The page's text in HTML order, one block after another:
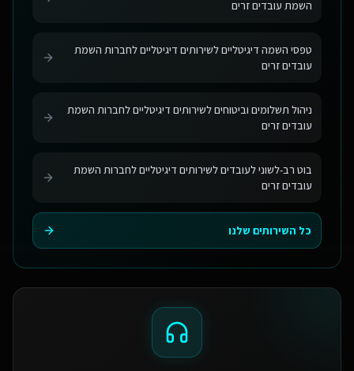
השמת עובדים זרים
טפסי השמה דיגיטליים לשירותים דיגיטליים לחברות השמת
עובדים זרים
ניהול תשלומים וביטוחים לשירותים דיגיטליים לחברות השמת
עובדים זרים
בוט רב-לשוני לעובדים לשירותים דיגיטליים לחברות השמת
עובדים זרים
כל השירותים שלנו